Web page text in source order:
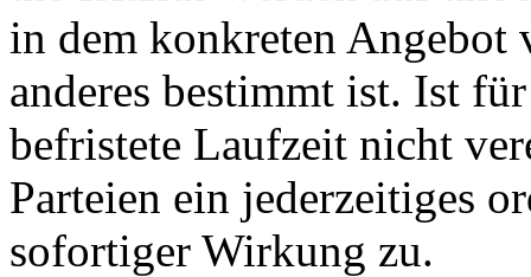
in dem konkreten Angebot
anderes bestimmt ist. Ist
befristete Laufzeit nicht
Parteien ein jederzeitiges
sofortiger Wirkung zu.